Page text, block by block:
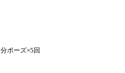
ポーズ×5回